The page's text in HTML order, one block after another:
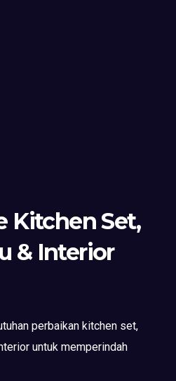
Kitchen Set,
& Interior
perbaikan kitchen set,
untuk memperindah